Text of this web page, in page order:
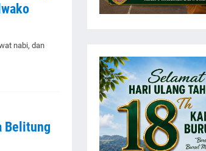
nabi, dan
Belitung